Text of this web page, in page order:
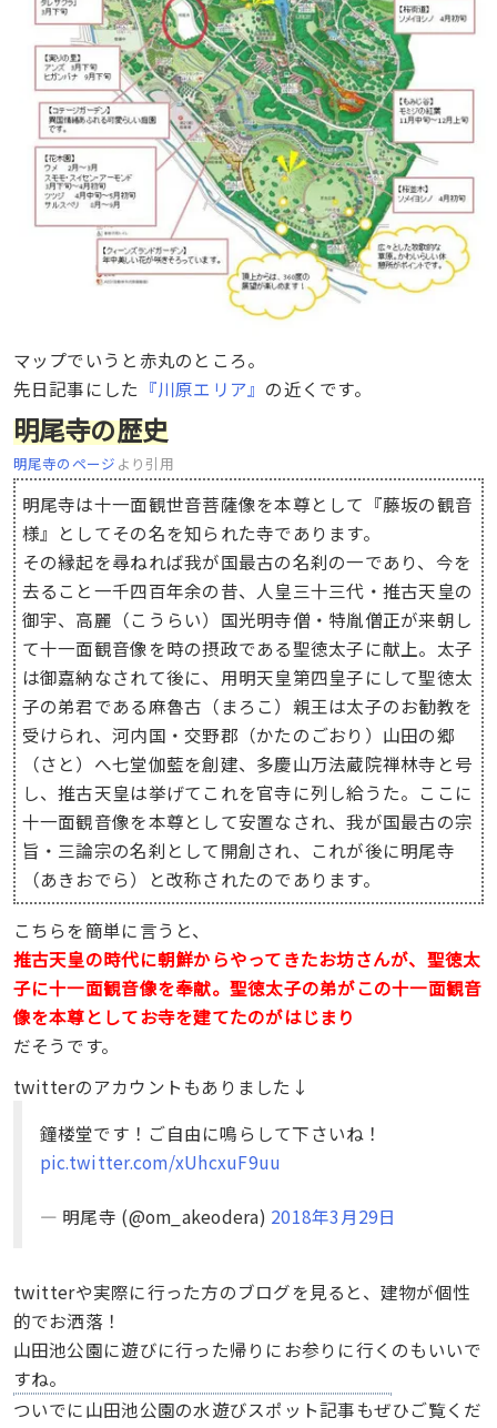
マップでいうと赤丸のところ。
先日記事にした 『川原エリア』 の近くです。
明尾寺の歴史
明尾寺のページ より引用
明尾寺は十一面観世音菩薩像を本尊として『藤坂の観音
様』としてその名を知られた寺であります。
その縁起を尋ねれば我が国最古の名刹の一であり、今を
去ること一千四百年余の昔、人皇三十三代・推古天皇の
御宇、高麗（こうらい）国光明寺僧・特胤僧正が来朝し
て十一面観音像を時の摂政である聖徳太子に献上。太子
は御嘉納なされて後に、用明天皇第四皇子にして聖徳太
子の弟君である麻魯古（まろこ）親王は太子のお勧教を
受けられ、河内国・交野郡（かたのごおり）山田の郷
（さと）へ七堂伽藍を創建、多慶山万法蔵院禅林寺と号
し、推古天皇は挙げてこれを官寺に列し給うた。ここに
十一面観音像を本尊として安置なされ、我が国最古の宗
旨・三論宗の名刹として開創され、これが後に明尾寺
（あきおでら）と改称されたのであります。
こちらを簡単に言うと、
推古天皇の時代に朝鮮からやってきたお坊さんが、聖徳太
子に十一面観音像を奉献。聖徳太子の弟がこの十一面観音
像を本尊としてお寺を建てたのがはじまり
だそうです。
twitterのアカウントもありました↓
鐘楼堂です！ご自由に鳴らして下さいね！
pic.twitter.com/xUhcxuF9uu
— 明尾寺 (@om_akeodera) 2018年3月29日
twitterや実際に行った方のブログを見ると、建物が個性
的でお洒落！
山田池公園に遊びに行った帰りにお参りに行くのもいいで
すね。
ついでに山田池公園の水遊びスポット記事もぜひご覧くだ